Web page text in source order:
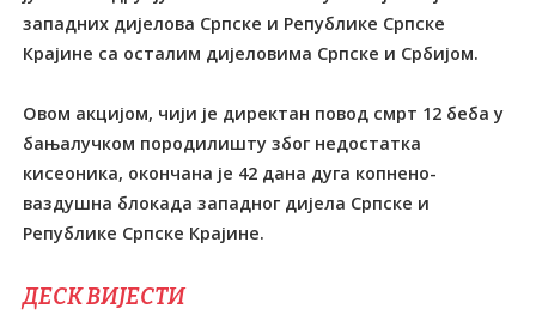
западних дијелова Српске и Републике Српске
Крајине са осталим дијеловима Српске и Србијом.
Овом акцијом, чији је директан повод смрт 12 беба у
бањалучком породилишту због недостатка
кисеоника, окончана је 42 дана дуга копнено-
ваздушна блокада западног дијела Српске и
Републике Српске Крајине.
ДЕСК ВИЈЕСТИ